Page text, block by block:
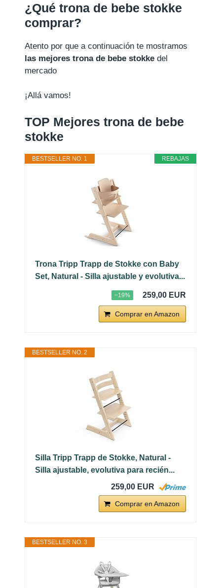
¿Qué trona de bebe stokke
comprar?
Atento por que a continuación te mostramos
las mejores trona de bebe stokke del
mercado
¡Allá vamos!
TOP Mejores trona de bebe
stokke
REBAJAS
BESTSELLER NO. 1
Trona Tripp Trapp de Stokke con Baby
Set, Natural - Silla ajustable y evolutiva...
−19% 259,00 EUR
Comprar en Amazon
BESTSELLER NO. 2
Silla Tripp Trapp de Stokke, Natural -
Silla ajustable, evolutiva para recién...
259,00 EUR
Comprar en Amazon
BESTSELLER NO. 3